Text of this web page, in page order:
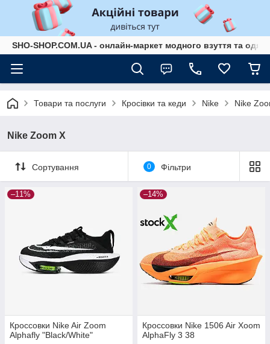
SHO-SHOP.COM.UA - онлайн-маркет модного взуття та
Товари та послуги Кросівки та кеди Nike Nike
Nike Zoom X
Сортування 0 Фільтри
–11%
Кроссовки Nike Air Zoom
Alphafly "Black/White"
–14%
Кроссовки Nike 1506 Air Xoom
AlphaFly 3 38